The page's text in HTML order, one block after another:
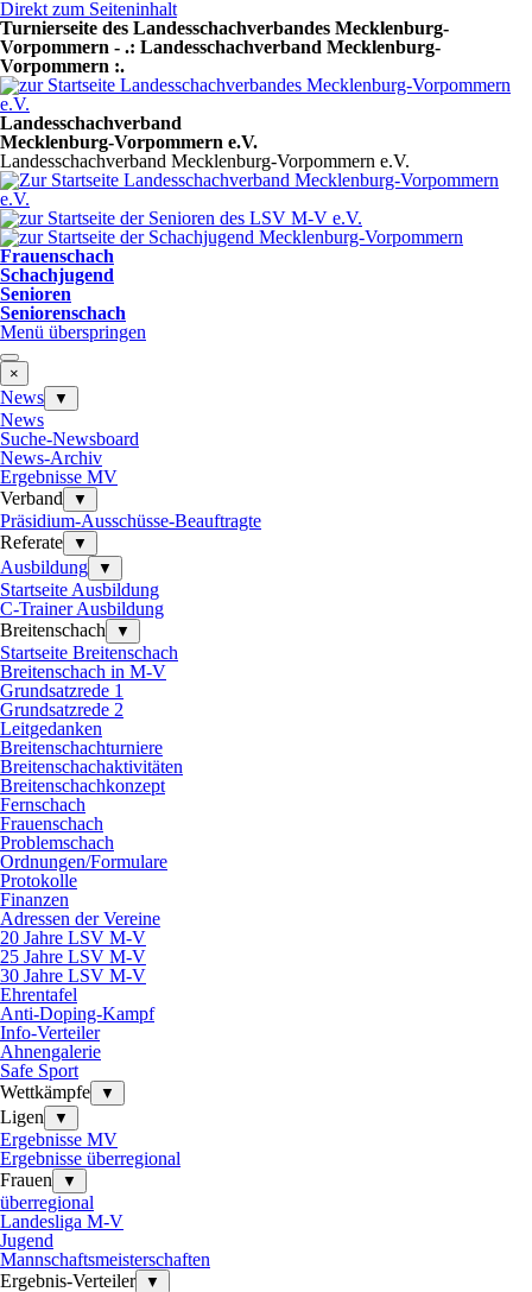
Direkt zum Seiteninhalt
Turnierseite des Landesschachverbandes Mecklenburg-
Vorpommern - .: Landesschachverband Mecklenburg-
Vorpommern :.
Landesschachverband
Mecklenburg-Vorpommern e.V.
Landesschachverband Mecklenburg-Vorpommern e.V.
Frauenschach
Schachjugend
Senioren
Seniorenschach
Menü überspringen
×
News ▼
News
Suche-Newsboard
News-Archiv
Ergebnisse MV
Verband
▼
Präsidium-Ausschüsse-Beauftragte
Referate
▼
Ausbildung ▼
Startseite Ausbildung
C-Trainer Ausbildung
Breitenschach
▼
Startseite Breitenschach
Breitenschach in M-V
Grundsatzrede 1
Grundsatzrede 2
Leitgedanken
Breitenschachturniere
Breitenschachaktivitäten
Breitenschachkonzept
Fernschach
Frauenschach
Problemschach
Ordnungen/Formulare
Protokolle
Finanzen
Adressen der Vereine
20 Jahre LSV M-V
25 Jahre LSV M-V
30 Jahre LSV M-V
Ehrentafel
Anti-Doping-Kampf
Info-Verteiler
Ahnengalerie
Safe Sport
Wettkämpfe
▼
Ligen ▼
Ergebnisse MV
Ergebnisse überregional
Frauen
▼
überregional
Landesliga M-V
Jugend
Mannschaftsmeisterschaften
Ergebnis-Verteiler
▼